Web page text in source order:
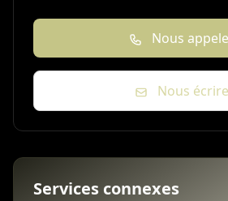
Nous
Nous écrire
Services connexes